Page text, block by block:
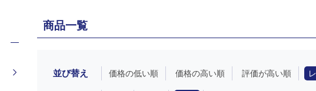
商品一覧
並び替え 価格の低い順 価格の高い順 評価が高い順